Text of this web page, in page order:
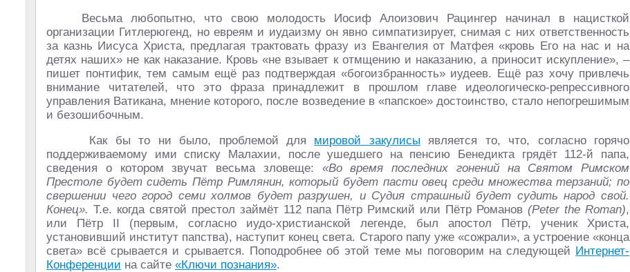
Весьма любопытно, что свою молодость Иосиф Алоизович Рацингер начинал в нацисткой
организации Гитлерюгенд, но евреям и иудаизму он явно симпатизирует, снимая с них ответственность
за казнь Иисуса Христа, предлагая трактовать фразу из Евангелия от Матфея «кровь Его на нас и на
детях наших» не как наказание. Кровь «не взывает к отмщению и наказанию, а приносит искупление», –
пишет понтифик, тем самым ещё раз подтверждая «богоизбранность» иудеев. Ещё раз хочу привлечь
внимание читателей, что это фраза принадлежит в прошлом главе идеологическо-репрессивного
управления Ватикана, мнение которого, после возведение в «папское» достоинство, стало непогрешимым
и безошибочным.
Как бы то ни было, проблемой для мировой закулисы является то, что, согласно горячо
поддерживаемому ими списку Малахии, после ушедшего на пенсию Бенедикта грядёт 112-й папа,
сведения о котором звучат весьма зловеще: «Во время последних гонений на Святом Римском
Престоле будет сидеть Пётр Римлянин, который будет пасти овец среди множества терзаний; по
свершении чего город семи холмов будет разрушен, и Судия страшный будет судить народ свой.
Конец». Т.е. когда святой престол займёт 112 папа Пётр Римский или Пётр Романов (Peter the Roman),
или Пётр II (первым, согласно иудо-христианской легенде, был апостол Пётр, ученик Христа,
установивший институт папства), наступит конец света. Старого папу уже «сожрали», а устроение «конца
света» всё срывается и срывается. Поподробнее об этой теме мы поговорим на следующей Интернет-
Конференции на сайте «Ключи познания».